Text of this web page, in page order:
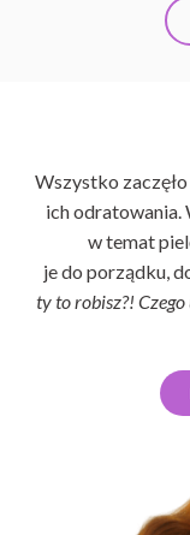
Wszystko
ich odratowania.
w temat
je do porządku,
ty to robisz?! Czego